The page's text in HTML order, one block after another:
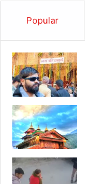
बा
इ
आ
ने
से
भं
को
ली
गां
व
के
ता
–
Popular